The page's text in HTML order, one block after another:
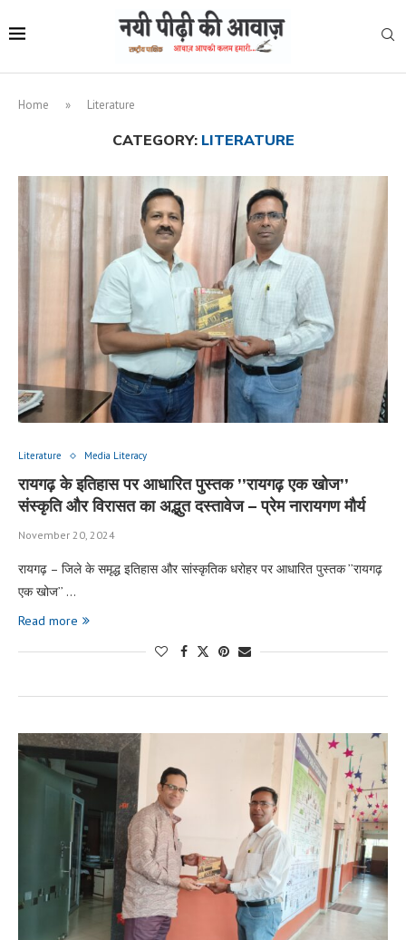
Home » Literature
CATEGORY: LITERATURE
Literature Media Literacy
रायगढ़ के इतिहास पर आधारित पुस्तक ’’रायगढ़ एक खोज’’
संस्कृति और विरासत का अद्भुत दस्तावेज – प्रेम नारायगण मौर्य
November 20, 2024
रायगढ़ – जिले के समृद्ध इतिहास और सांस्कृतिक धरोहर पर आधारित पुस्तक ’’रायगढ़
एक खोज’’ …
Read more